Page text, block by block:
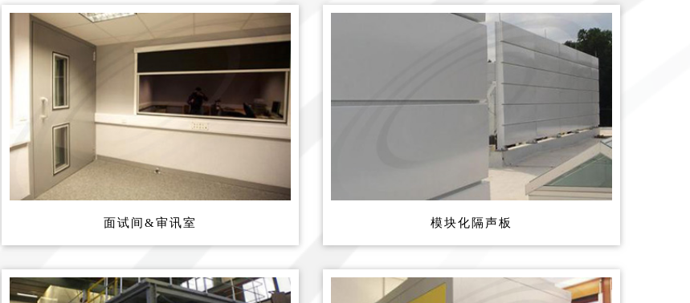
面试间&审讯室 模块化隔声板